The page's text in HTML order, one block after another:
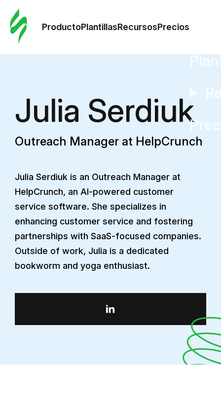
ProductoPlantillasRecursosPrecios
Julia Serdiuk
Outreach Manager at HelpCrunch
Julia Serdiuk is an Outreach Manager at
HelpCrunch, an AI-powered customer
service software. She specializes in
enhancing customer service and fostering
partnerships with SaaS-focused companies.
Outside of work, Julia is a dedicated
bookworm and yoga enthusiast.